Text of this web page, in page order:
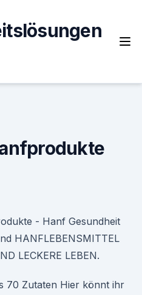
- Hanf Gesundheit
HANFLEBENSMITTEL
LECKERE LEBEN.
70 Zutaten Hier könnt ihr